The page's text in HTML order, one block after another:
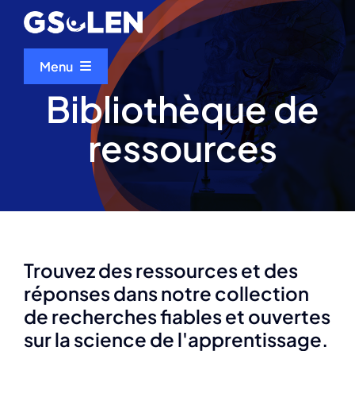
Skip
Menu
Accueil
À propos de nous
Evénements
Bibliothèque de ressources
Scientifique du mois
Bibliothèque de
ressources
Trouvez des ressources et des
réponses dans notre collection
de recherches fiables et ouvertes
sur la science de l'apprentissage.